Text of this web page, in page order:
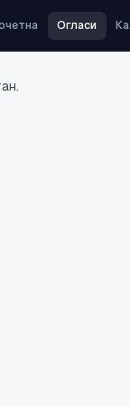
Огласи